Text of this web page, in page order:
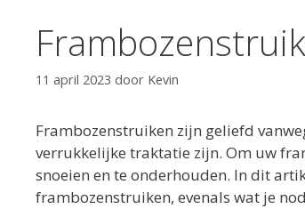
11 april 2023 door Kevin
Frambozenstruiken zijn geliefd
verrukkelijke traktatie zijn. Om uw
snoeien en te onderhouden. In dit
frambozenstruiken, evenals wat je